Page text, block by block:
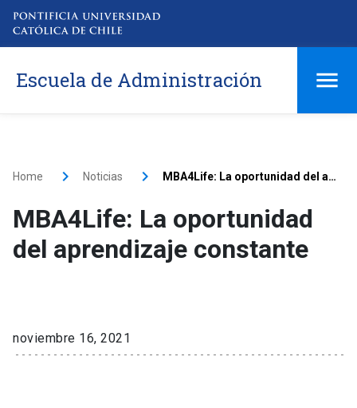
Escuela de Administración
Home Noticias MBA4Life: La oportunidad del aprendizaje constante
MBA4Life: La oportunidad
del aprendizaje constante
noviembre 16, 2021